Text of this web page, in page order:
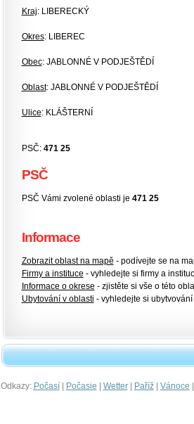
Kraj: LIBERECKÝ
Okres: LIBEREC
Obec: JABLONNÉ V PODJEŠTĚDÍ
Oblast: JABLONNÉ V PODJEŠTĚDÍ
Ulice: KLÁŠTERNÍ
PSČ: 471 25
PSČ
PSČ Vámi zvolené oblasti je 471 25
Informace
Zobrazit oblast na mapě - podívejte se na
Firmy a instituce - vyhledejte si firmy a
Informace o okrese - zjistěte si vše o této
Ubytování v oblasti - vyhledejte si
Odkazy: Počasí| Počasie | Wetter| Paříž| Vánoce |